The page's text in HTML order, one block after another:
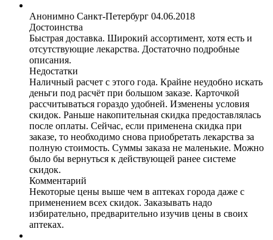
Анонимно Санкт-Петербург 04.06.2018
Достоинства
Быстрая доставка. Широкий ассортимент, хотя есть и
отсутствующие лекарства. Достаточно подробные
описания.
Недостатки
Наличный расчет с этого года. Крайне неудобно искать
деньги под расчёт при большом заказе. Карточкой
рассчитываться гораздо удобней. Изменены условия
скидок. Раньше накопительная скидка предоставлялась
после оплаты. Сейчас, если применена скидка при
заказе, то необходимо снова приобретать лекарства за
полную стоимость. Суммы заказа не маленькие. Можно
было бы вернуться к действующей ранее системе
скидок.
Комментарий
Некоторые цены выше чем в аптеках города даже с
применением всех скидок. Заказывать надо
избирательно, предварительно изучив цены в своих
аптеках.